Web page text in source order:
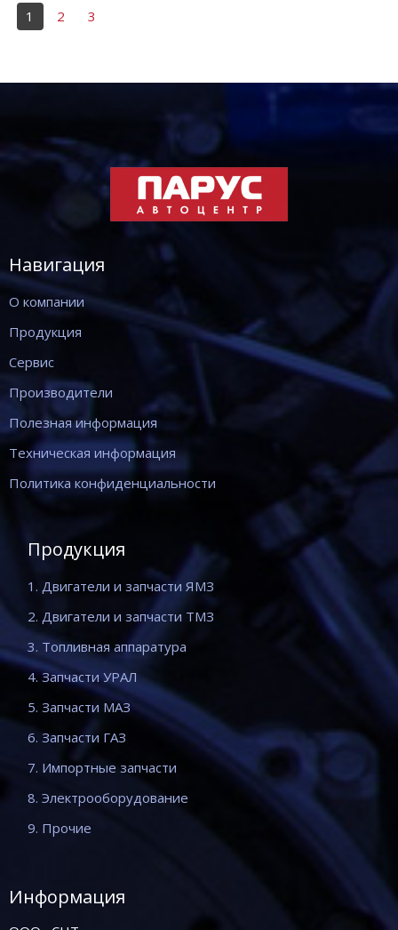
1 2 3
Навигация
О компании
Продукция
Сервис
Производители
Полезная информация
Техническая информация
Политика конфиденциальности
Продукция
1. Двигатели и запчасти ЯМЗ
2. Двигатели и запчасти ТМЗ
3. Топливная аппаратура
4. Запчасти УРАЛ
5. Запчасти МАЗ
6. Запчасти ГАЗ
7. Импортные запчасти
8. Электрооборудование
9. Прочие
Информация